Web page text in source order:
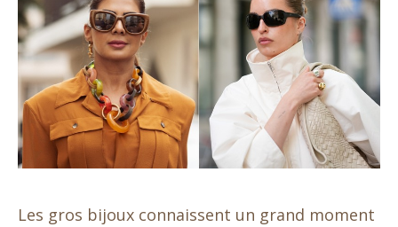
Les gros bijoux connaissent un grand moment